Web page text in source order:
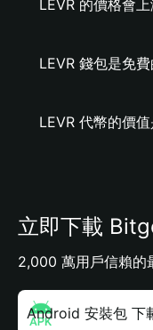
LEVR 的價格會上
LEVR 錢包是免費
LEVR 代幣的價值
立即下載
2,000 萬用戶信賴的
Android 安裝包 下